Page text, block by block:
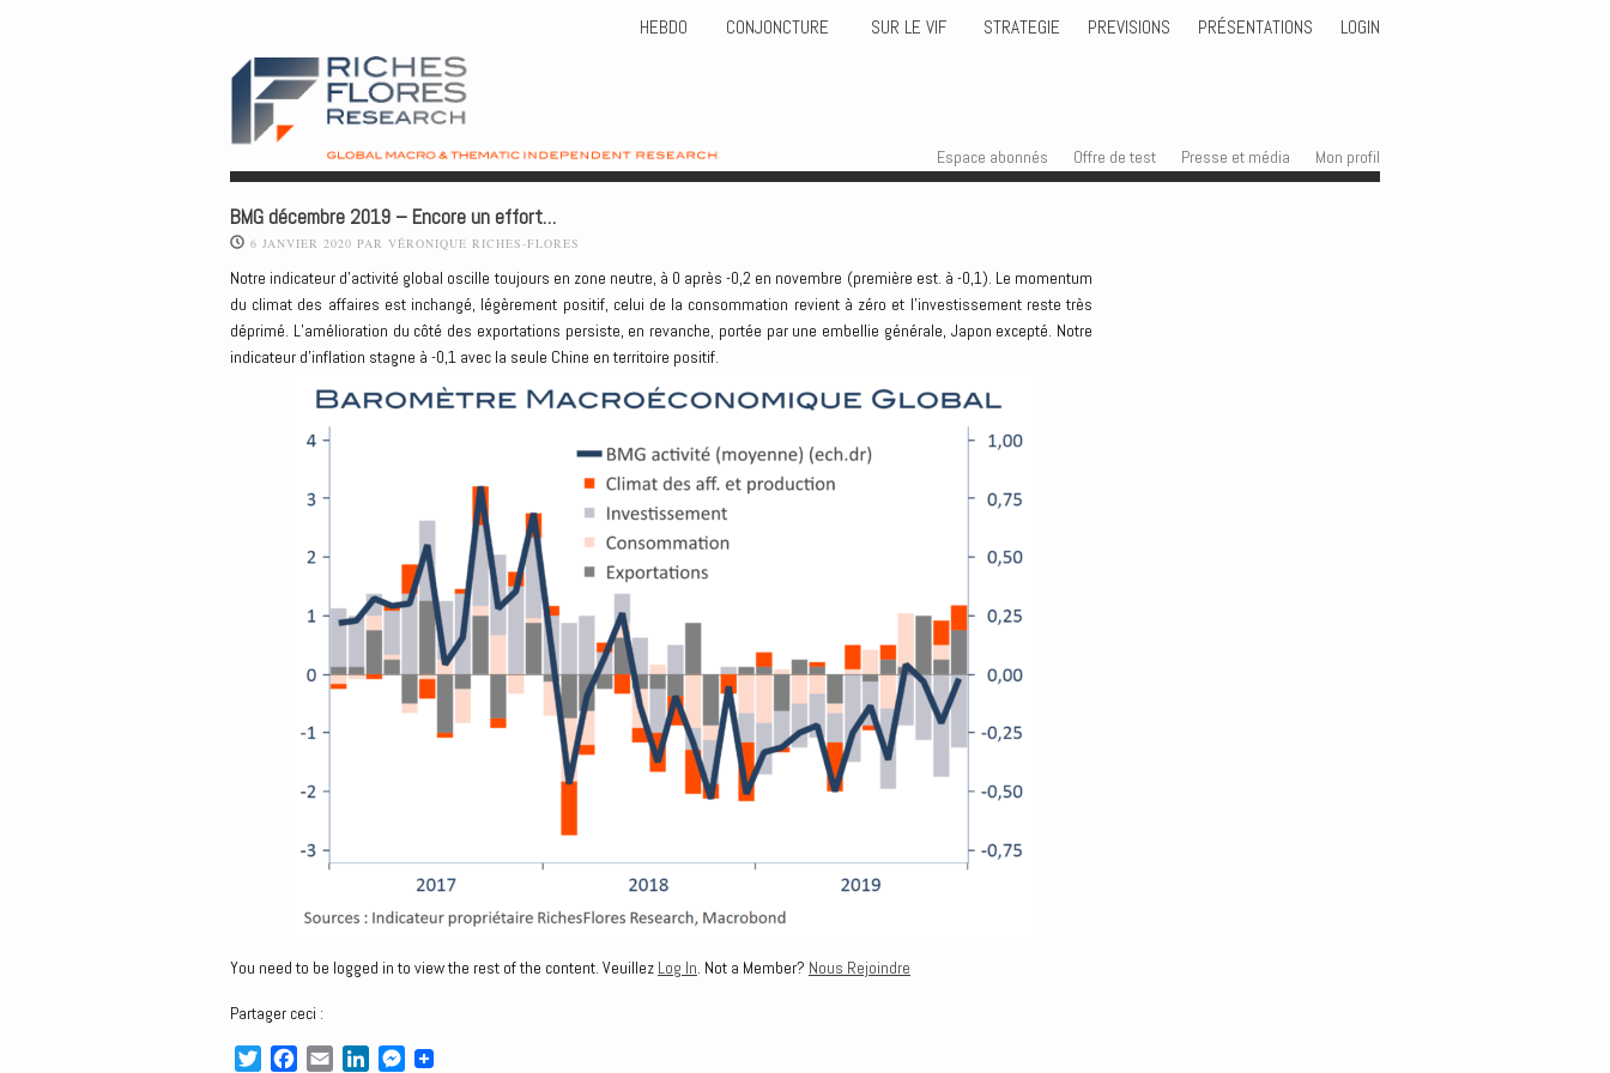
HEBDO CONJONCTURE SUR LE VIF STRATEGIE PREVISIONS PRÉSENTATIONS LOGIN
Menu
Skip to content
Espace abonnés Offre de test Presse et média Mon profil
BMG décembre 2019 – Encore un effort…
6 JANVIER 2020 PAR VÉRONIQUE RICHES-FLORES
Notre indicateur d’activité global oscille toujours en zone neutre, à 0 après -0,2 en novembre (première est. à -0,1). Le momentum
du climat des affaires est inchangé, légèrement positif, celui de la consommation revient à zéro et l’investissement reste très
déprimé. L’amélioration du côté des exportations persiste, en revanche, portée par une embellie générale, Japon excepté. Notre
indicateur d’inflation stagne à -0,1 avec la seule Chine en territoire positif.
You need to be logged in to view the rest of the content. Veuillez Log In. Not a Member? Nous Rejoindre
Partager ceci :
M